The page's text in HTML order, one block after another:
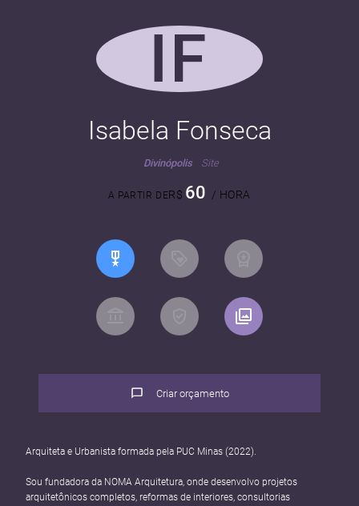
IF
Isabela Fonseca
Divinópolis Site
A PARTIR DER$ 60 / HORA
Criar orçamento
Arquiteta e Urbanista formada pela PUC Minas (2022).
Sou fundadora da NOMA Arquitetura, onde desenvolvo projetos
arquitetônicos completos, reformas de interiores, consultorias